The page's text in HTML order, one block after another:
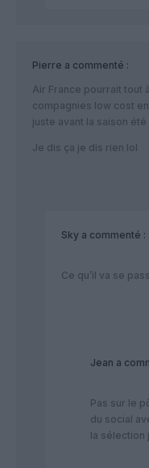
Pierre a commenté :
Air France pourrait tout
compagnies low cost
juste avant la saison
Je dis ça je dis rien lol
Sky a commenté :
Ce qu’il va se
Jean a
Pas sur le
du social
la sélection